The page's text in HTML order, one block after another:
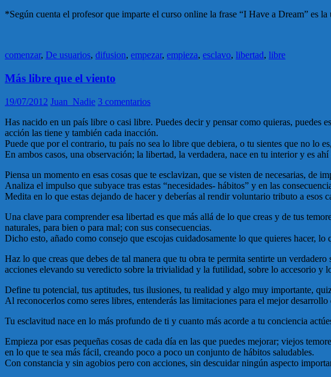
*Según cuenta el profesor que imparte el curso online la frase “I Have a Dream” es
comenzar, De usuarios, difusion, empezar, empieza, esclavo, libertad, libre
Más libre que el viento
19/07/2012 Juan_Nadie 3 comentarios
Has nacido en un país libre o casi libre. Puedes decir y pensar como quieras,
acción las tiene y también cada inacción.
Puede que por el contrario, tu país no sea lo libre que debiera, o tu sientes que no lo
En ambos casos, una observación; la libertad, la verdadera, nace en tu interior y es
Piensa un momento en esas cosas que te esclavizan, que se visten de necesarias, de
Analiza el impulso que subyace tras estas “necesidades- hábitos” y en las
Medita en lo que estas dejando de hacer y deberías al rendir voluntario tributo a esos
Una clave para comprender esa libertad es que más allá de lo que creas y de tus
naturales, para bien o para mal; con sus consecuencias.
Dicho esto, añado como consejo que escojas cuidadosamente lo que quieres hacer,
Haz lo que creas que debes de tal manera que tu obra te permita sentirte un
acciones elevando su veredicto sobre la trivialidad y la futilidad, sobre lo accesorio y
Define tu potencial, tus aptitudes, tus ilusiones, tu realidad y algo muy importante,
Al reconocerlos como seres libres, entenderás las limitaciones para el mejor
Tu esclavitud nace en lo más profundo de ti y cuanto más acorde a tu conciencia
Empieza por esas pequeñas cosas de cada día en las que puedes mejorar; viejos
en lo que te sea más fácil, creando poco a poco un conjunto de hábitos saludables.
Con constancia y sin agobios pero con acciones, sin descuidar ningún aspecto